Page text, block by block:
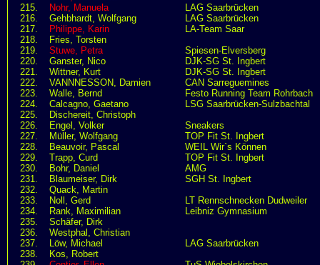
215.
Nohr, Manuela
LAG Saarbrücken
216.
Gehbhardt, Wolfgang
LAG Saarbrücken
217.
Philippe, Karin
LA-Team Saar
218.
Fries, Torsten
219.
Stuwe, Petra
Spiesen-Elversberg
220.
Ganster, Nico
DJK-SG St. Ingbert
221.
Wittner, Kurt
DJK-SG St. Ingbert
222.
VANNNESSON, Damien
CAN Sarreguemines
223.
Walle, Bernd
Festo Running Team Rohrbach
224.
Calcagno, Gaetano
LSG Saarbrücken-Sulzbachtal
225.
Dischereit, Christoph
226.
Engel, Volker
Sneakers
227.
Müller, Wolfgang
TOP Fit St. Ingbert
228.
Beauvoir, Pascal
WEIL Wir`s Können
229.
Trapp, Curd
TOP Fit St. Ingbert
230.
Bohr, Daniel
AMG
231.
Blaumeiser, Dirk
SGH St. Ingbert
232.
Quack, Martin
233.
Noll, Gerd
LT Rennschnecken Dudweiler
234.
Rank, Maximilian
Leibniz Gymnasium
235.
Schäfer, Dirk
236.
Westphal, Christian
237.
Löw, Michael
LAG Saarbrücken
238.
Kos, Robert